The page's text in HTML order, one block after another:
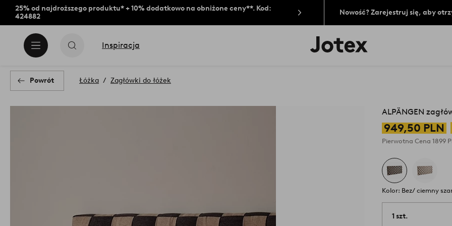
25% od najdroższego produktu* + 10% dodatkowo na obniżone ceny**. Kod:
424882
Nowość? Zarejestruj się, aby
Inspiracja
Logo
Jotex
Powrót Łóżka Zagłówki do łóżek
ALPÄNGEN
949,50 PLN
Pierwotna Cena1899
Kolor: Bez/ ciemny
1 szt.